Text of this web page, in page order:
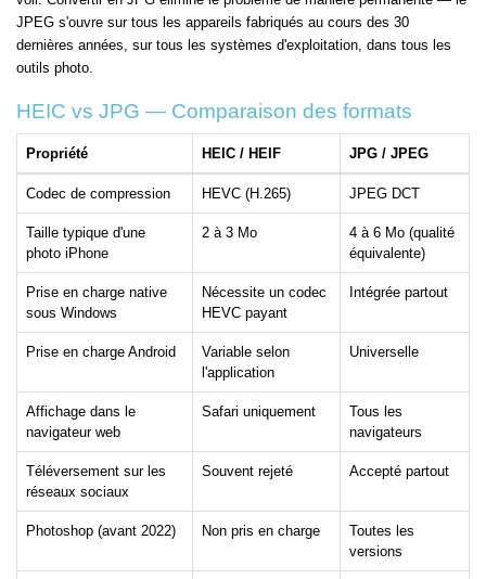
JPEG s'ouvre sur tous les appareils fabriqués au cours des 30
dernières années, sur tous les systèmes d'exploitation, dans tous les
outils photo.
HEIC vs JPG — Comparaison des formats
Propriété HEIC / HEIF JPG / JPEG
Codec de compression HEVC (H.265) JPEG DCT
Taille typique d'une
photo iPhone
2 à 3 Mo
4 à 6 Mo (qualité
équivalente)
Prise en charge native
sous Windows
Nécessite un codec
HEVC payant
Intégrée partout
Prise en charge Android
Variable selon
l'application
Universelle
Affichage dans le
navigateur web
Safari uniquement
Tous les
navigateurs
Téléversement sur les
réseaux sociaux
Souvent rejeté Accepté partout
Photoshop (avant 2022) Non pris en charge
Toutes les
versions